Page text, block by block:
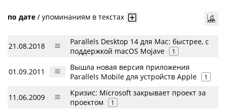
по дате / упоминаниям в текстах
21.08.2018
Parallels Desktop 14 для Mac: быстрее, с
поддержкой macOS Mojave
1
01.09.2011
Вышла новая версия приложения
Parallels Mobile для устройств Apple
1
11.06.2009
Кризис: Microsoft закрывает проект за
проектом
1